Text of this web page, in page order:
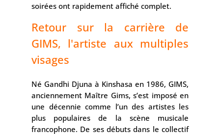
soirées ont rapidement affiché complet.
Retour sur la carrière de
GIMS, l'artiste aux multiples
visages
Né Gandhi Djuna à Kinshasa en 1986, GIMS,
anciennement Maître Gims, s’est imposé en
une décennie comme l’un des artistes les
plus populaires de la scène musicale
francophone. De ses débuts dans le collectif